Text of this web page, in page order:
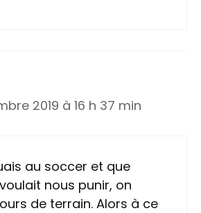
2019 à 16 h 37 min
au soccer et que
nous punir, on
de terrain. Alors à ce